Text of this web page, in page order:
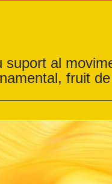
suport al
fruit